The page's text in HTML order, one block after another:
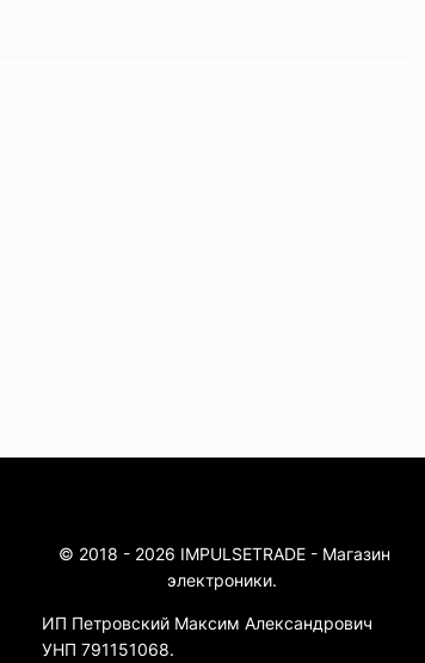
© 2018 - 2026 IMPULSETRADE - Магазин
электроники.
ИП Петровский Максим Александрович
УНП 791151068.